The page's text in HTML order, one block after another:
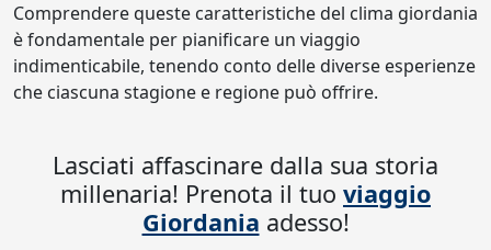
Comprendere queste caratteristiche del clima giordania
è fondamentale per pianificare un viaggio
indimenticabile, tenendo conto delle diverse esperienze
che ciascuna stagione e regione può offrire.
Lasciati affascinare dalla sua storia
millenaria! Prenota il tuo viaggio
Giordania adesso!